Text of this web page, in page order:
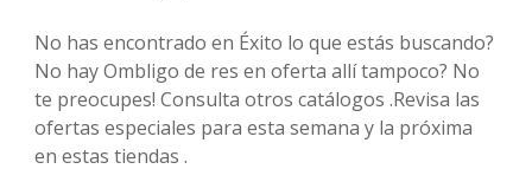
No has encontrado en Éxito lo que estás buscando?
No hay Ombligo de res en oferta allí tampoco? No
te preocupes! Consulta otros catálogos .Revisa las
ofertas especiales para esta semana y la próxima
en estas tiendas .